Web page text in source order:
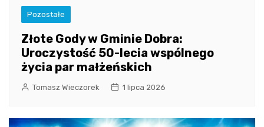
Pozostałe
Złote Gody w Gminie Dobra:
Uroczystość 50-lecia wspólnego
życia par małżeńskich
Tomasz Wieczorek 1 lipca 2026